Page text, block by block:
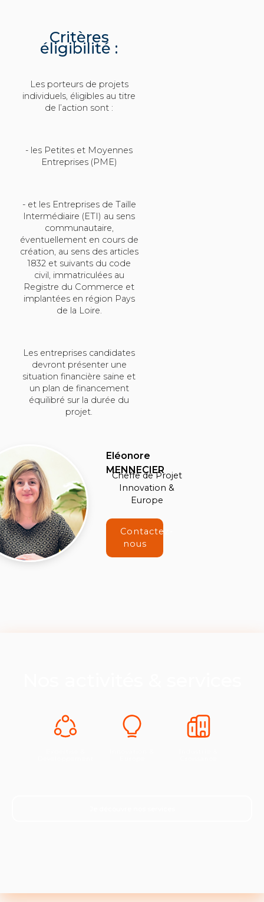
Critères
éligibilité :
Les porteurs de projets
individuels, éligibles au titre
de l’action sont :
- les Petites et Moyennes
Entreprises (PME)
- et les Entreprises de Taille
Intermédiaire (ETI) au sens
communautaire,
éventuellement en cours de
création, au sens des articles
1832 et suivants du code
civil, immatriculées au
Registre du Commerce et
implantées en région Pays
de la Loire.
Les entreprises candidates
devront présenter une
situation financière saine et
un plan de financement
équilibré sur la durée du
projet.
Eléonore
MENNECIER
Cheffe de Projet
Innovation &
Europe
Contactez-
nous